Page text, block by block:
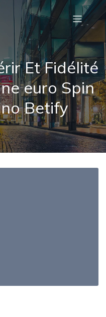
Et Fidélité
euro Spin
Betify